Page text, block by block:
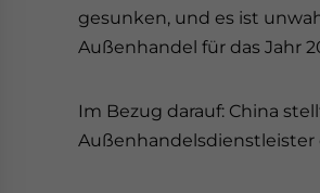
gesunken, und es ist
Außenhandel für das Jahr
Im Bezug darauf: China
Außenhandelsdienstleister